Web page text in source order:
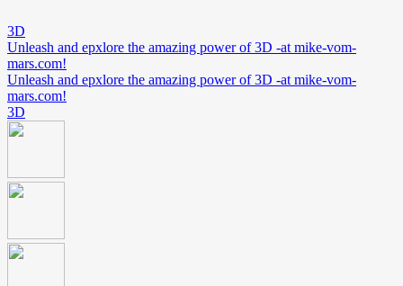
3D
Unleash and epxlore the amazing power of 3D -at mike-vom-
mars.com!
Unleash and epxlore the amazing power of 3D -at mike-vom-
mars.com!
3D